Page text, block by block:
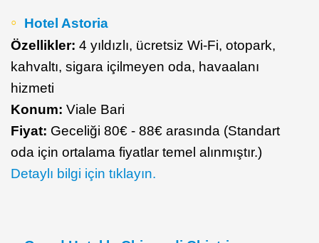
Hotel Astoria
Özellikler: 4 yıldızlı, ücretsiz Wi-Fi, otopark,
kahvaltı, sigara içilmeyen oda, havaalanı
hizmeti
Konum: Viale Bari
Fiyat: Geceliği 80€ - 88€ arasında (Standart
oda için ortalama fiyatlar temel alınmıştır.)
Detaylı bilgi için tıklayın.